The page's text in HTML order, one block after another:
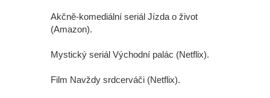
Akčně-komediální seriál Jízda o život
(Amazon).
Mystický seriál Východní palác (Netflix).
Film Navždy srdcerváči (Netflix).